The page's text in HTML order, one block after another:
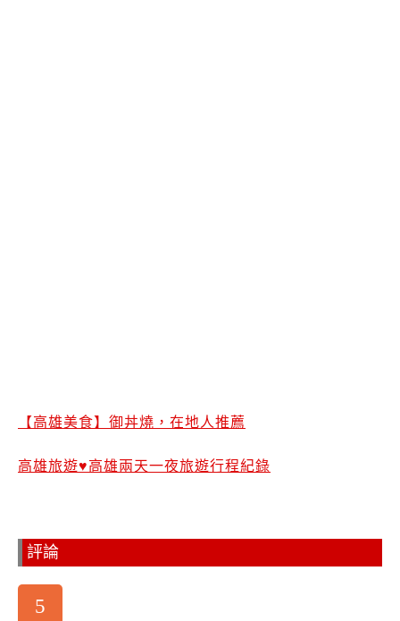
【高雄美食】御丼燒，在地人推薦
高雄旅遊♥高雄兩天一夜旅遊行程紀錄
評論
5